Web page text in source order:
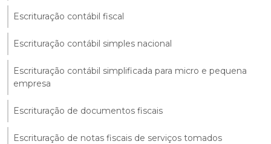
Escrituração contábil fiscal
Escrituração contábil simples nacional
Escrituração contábil simplificada para micro e pequena
empresa
Escrituração de documentos fiscais
Escrituração de notas fiscais de serviços tomados